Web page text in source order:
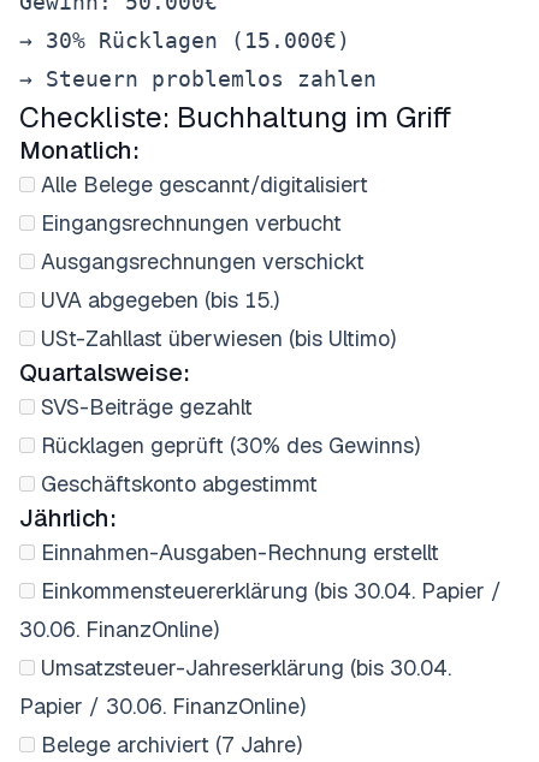
→ 30% Rücklagen (15.000€)
Checkliste: Buchhaltung im Griff
Monatlich:
Alle Belege gescannt/digitalisiert
Eingangsrechnungen verbucht
Ausgangsrechnungen verschickt
UVA abgegeben (bis 15.)
USt-Zahllast überwiesen (bis Ultimo)
Quartalsweise:
SVS-Beiträge gezahlt
Rücklagen geprüft (30% des Gewinns)
Geschäftskonto abgestimmt
Jährlich:
Einnahmen-Ausgaben-Rechnung erstellt
Einkommensteuererklärung (bis 30.04. Papier /
30.06. FinanzOnline)
Umsatzsteuer-Jahreserklärung (bis 30.04.
Papier / 30.06. FinanzOnline)
Belege archiviert (7 Jahre)